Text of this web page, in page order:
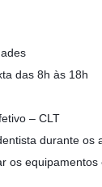
das 8h às 18h
– CLT
durante os
os